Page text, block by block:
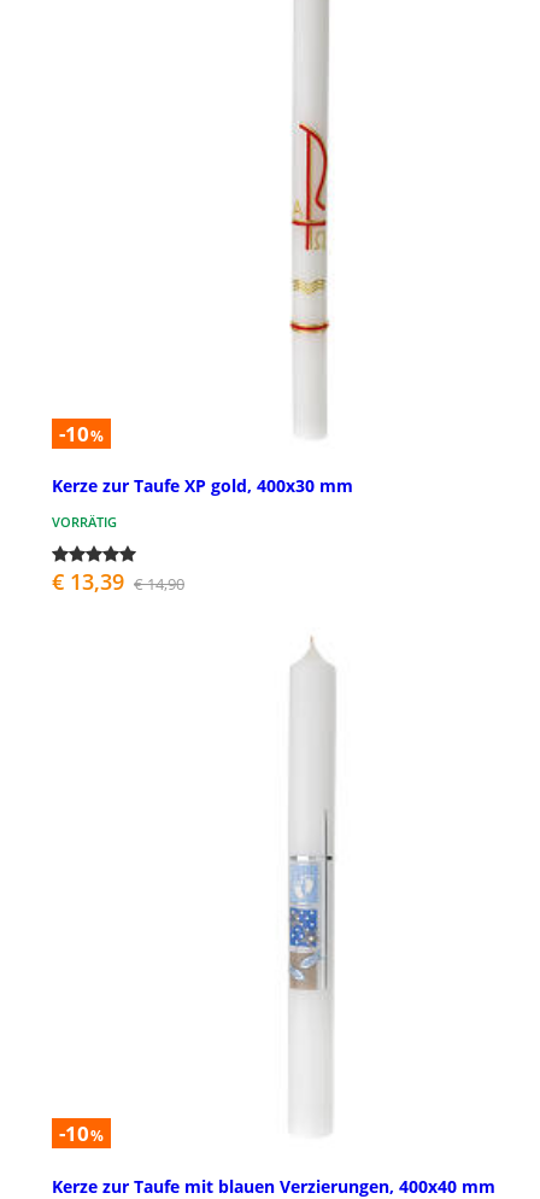
-10%
Kerze zur Taufe XP gold, 400x30 mm
VORRÄTIG
€ 13,39 € 14,90
-10%
Kerze zur Taufe mit blauen Verzierungen, 400x40 mm